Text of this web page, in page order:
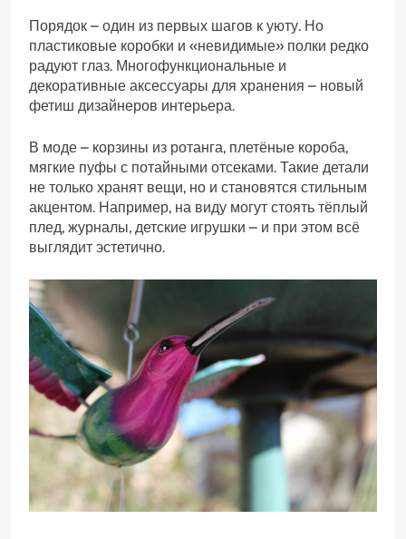
Порядок – один из первых шагов к уюту. Но
пластиковые коробки и «невидимые» полки редко
радуют глаз. Многофункциональные и
декоративные аксессуары для хранения – новый
фетиш дизайнеров интерьера.
В моде – корзины из ротанга, плетёные короба,
мягкие пуфы с потайными отсеками. Такие детали
не только хранят вещи, но и становятся стильным
акцентом. Например, на виду могут стоять тёплый
плед, журналы, детские игрушки – и при этом всё
выглядит эстетично.